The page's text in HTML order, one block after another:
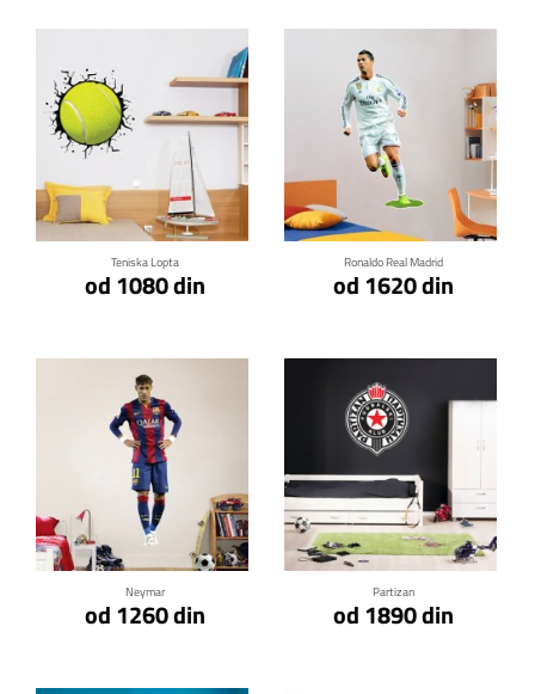
Teniska Lopta
od 1080 din
Klikni za detalje
Ronaldo Real Madrid
od 1620 din
Klikni za detalje
Neymar
od 1260 din
Klikni za detalje
Partizan
od 1890 din
Klikni za detalje